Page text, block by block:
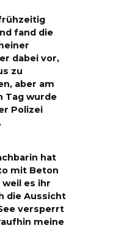
fand die
dabei vor,
zu
aber am
Tag wurde
Polizei
hat
mit Beton
weil es ihr
die Aussicht
versperrt
meine